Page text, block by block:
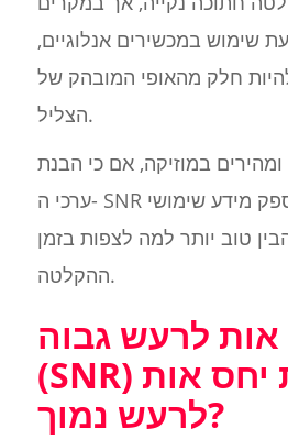
שימוש במכשירים אנלוגיים,
חלק מהאופי המובהק של
הצליל.
במוזיקה, אם כי הבנת
ערכי ה- SNR של ציוד היא ללא ספק מידע שימושי
טוב יותר למה לצפות בזמן
ההקלטה.
אות לרעש גבוה
(SNR) לעומת יחס אות
לרעש נמוך?